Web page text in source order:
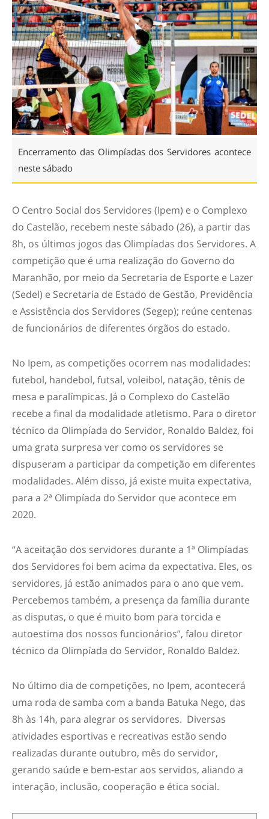
Encerramento das Olimpíadas dos Servidores acontece
neste sábado
O Centro Social dos Servidores (Ipem) e o Complexo
do Castelão, recebem neste sábado (26), a partir das
8h, os últimos jogos das Olimpíadas dos Servidores. A
competição que é uma realização do Governo do
Maranhão, por meio da Secretaria de Esporte e Lazer
(Sedel) e Secretaria de Estado de Gestão, Previdência
e Assistência dos Servidores (Segep); reúne centenas
de funcionários de diferentes órgãos do estado.
No Ipem, as competições ocorrem nas modalidades:
futebol, handebol, futsal, voleibol, natação, tênis de
mesa e paralímpicas. Já o Complexo do Castelão
recebe a final da modalidade atletismo. Para o diretor
técnico da Olimpíada do Servidor, Ronaldo Baldez, foi
uma grata surpresa ver como os servidores se
dispuseram a participar da competição em diferentes
modalidades. Além disso, já existe muita expectativa,
para a 2ª Olimpíada do Servidor que acontece em
2020.
“A aceitação dos servidores durante a 1ª Olimpíadas
dos Servidores foi bem acima da expectativa. Eles, os
servidores, já estão animados para o ano que vem.
Percebemos também, a presença da família durante
as disputas, o que é muito bom para torcida e
autoestima dos nossos funcionários”, falou diretor
técnico da Olimpíada do Servidor, Ronaldo Baldez.
No último dia de competições, no Ipem, acontecerá
uma roda de samba com a banda Batuka Nego, das
8h às 14h, para alegrar os servidores. Diversas
atividades esportivas e recreativas estão sendo
realizadas durante outubro, mês do servidor,
gerando saúde e bem-estar aos servidos, aliando a
interação, inclusão, cooperação e ética social.